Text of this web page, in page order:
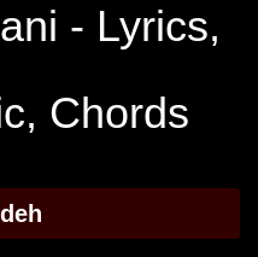
- Lyrics,
Chords